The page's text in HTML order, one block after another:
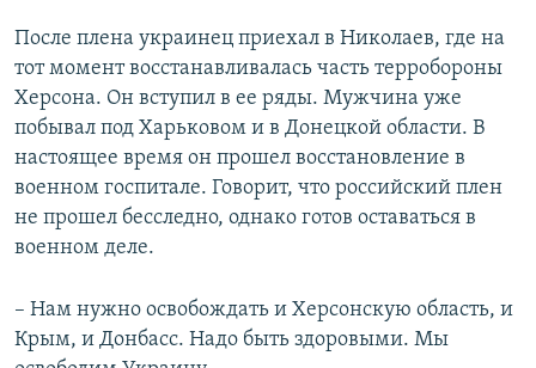
После плена украинец приехал в Николаев, где на
тот момент восстанавливалась часть терробороны
Херсона. Он вступил в ее ряды. Мужчина уже
побывал под Харьковом и в Донецкой области. В
настоящее время он прошел восстановление в
военном госпитале. Говорит, что российский плен
не прошел бесследно, однако готов оставаться в
военном деле.
– Нам нужно освобождать и Херсонскую область, и
Крым, и Донбасс. Надо быть здоровыми. Мы